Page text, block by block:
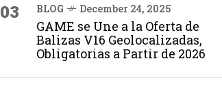
03 BLOG December 24, 2025
GAME se Une a la Oferta de
Balizas V16 Geolocalizadas,
Obligatorias a Partir de 2026